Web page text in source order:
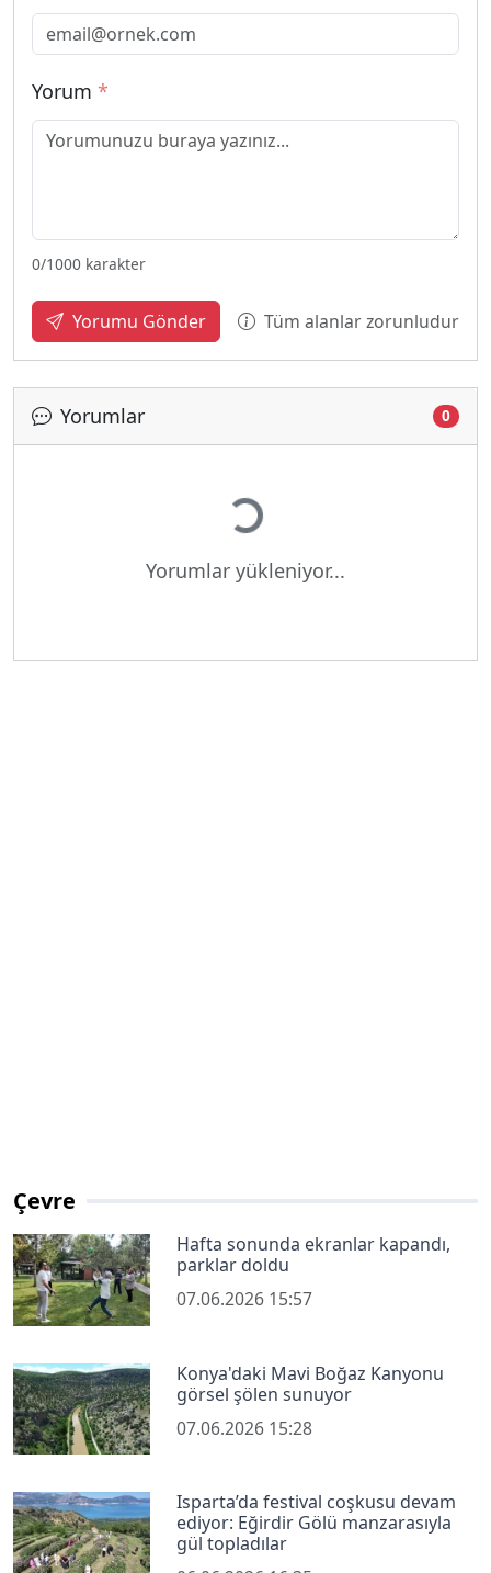
Yorum *
0/1000 karakter
Yorumu Gönder Tüm alanlar zorunludur
Yorumlar 0
Yükleniyor...
Yorumlar yükleniyor...
Çevre
Hafta sonunda ekranlar kapandı,
parklar doldu
07.06.2026 15:57
Konya'daki Mavi Boğaz Kanyonu
görsel şölen sunuyor
07.06.2026 15:28
Isparta’da festival coşkusu devam
ediyor: Eğirdir Gölü manzarasıyla
gül topladılar